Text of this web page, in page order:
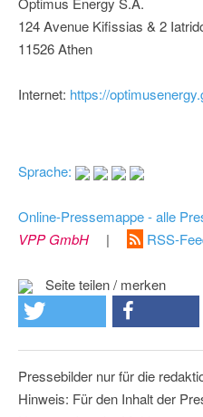
124 Avenue Kifissias & 2
11526 Athen
Internet: https://
Sprache:
Online-Pressemappe - alle
VPP GmbH
| RSS-
Seite teilen / merken
Pressebilder nur für die
Hinweis: Für den Inhalt der